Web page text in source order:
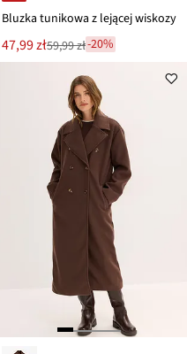
Bluzka tunikowa z lejącej wiskozy
Nowa
cena
47,99 zł
Przeceniono
59,99 zł-20%